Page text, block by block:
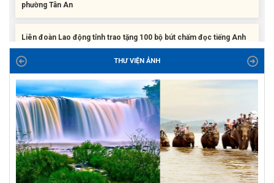
Liên đoàn Lao động tỉnh trao tặng 100 bộ bút chấm đọc tiếng Anh
ĐỜI ĐỜI GHI NHỚ CÔNG ƠN CÁC ANH HÙNG LIỆT SĨ, THƯƠNG
BINH VÀ NGƯỜI CÓ CÔNG VỚI CÁCH MẠNG!
Công đoàn phường Tuy Hòa tổ chức chuỗi hoạt động chào mừng
97 năm ngày thành lập Công đoàn Việt Nam (28/7/1929 –...
THƯ VIỆN ẢNH